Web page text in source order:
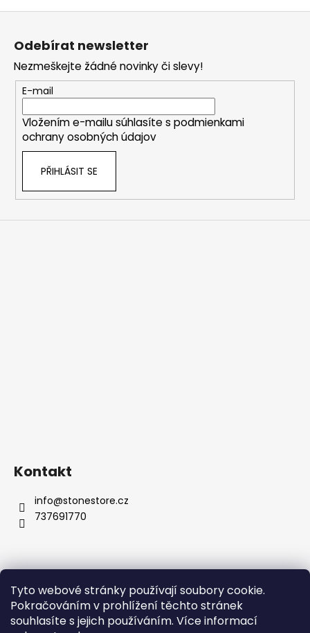
Tyto webové stránky používají soubory cookie.
Pokračováním v prohlížení těchto stránek
souhlasíte s jejich používáním. Více informací
Odebírat newsletter
Nezmeškejte žádné novinky či slevy!
E-mail
Vložením e-mailu súhlasíte s podmienkami
ochrany osobných údajov
PŘIHLÁSIT SE
Kontakt
info@stonestore.cz
737691770
Obchodní podmínky Podmínky ochrany osobních údajů
Velkoobchod
Kontakty